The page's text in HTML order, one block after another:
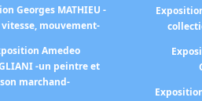
Georges MATHIEU -
vitesse, mouvement-
Amedeo
-un peintre et
son marchand-